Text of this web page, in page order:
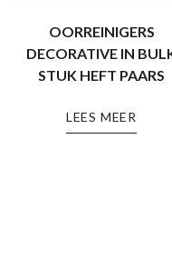
OORREINIGERS
DECORATIVE IN
STUK HEFT PAARS
LEES MEER